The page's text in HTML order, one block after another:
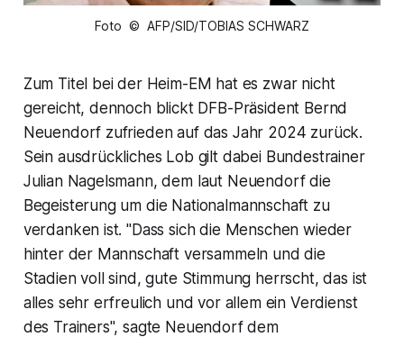
Foto © AFP/SID/TOBIAS SCHWARZ
Zum Titel bei der Heim-EM hat es zwar nicht
gereicht, dennoch blickt DFB-Präsident Bernd
Neuendorf zufrieden auf das Jahr 2024 zurück.
Sein ausdrückliches Lob gilt dabei Bundestrainer
Julian Nagelsmann, dem laut Neuendorf die
Begeisterung um die Nationalmannschaft zu
verdanken ist. "Dass sich die Menschen wieder
hinter der Mannschaft versammeln und die
Stadien voll sind, gute Stimmung herrscht, das ist
alles sehr erfreulich und vor allem ein Verdienst
des Trainers", sagte Neuendorf dem